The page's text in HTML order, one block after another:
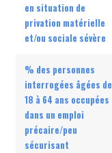
en situation de
privation matérielle
et/ou sociale sévère
% des personnes
interrogées âgées de
18 à 64 ans occupées
dans un emploi
précaire/peu
sécurisant